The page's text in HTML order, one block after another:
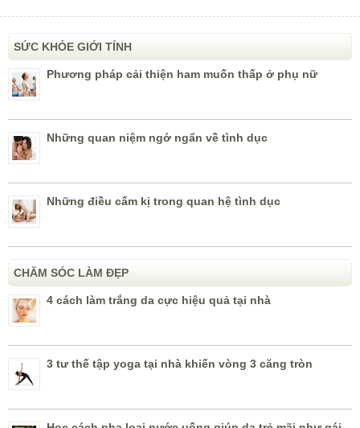
SỨC KHỎE GIỚI TÍNH
Phương pháp cải thiện ham muốn thấp ở phụ nữ
Những quan niệm ngớ ngẩn về tình dục
Những điều cấm kị trong quan hệ tình dục
CHĂM SÓC LÀM ĐẸP
4 cách làm trắng da cực hiệu quả tại nhà
3 tư thế tập yoga tại nhà khiến vòng 3 căng tròn